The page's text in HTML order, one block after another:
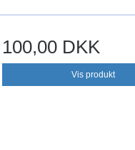
100,00 DKK
Vis produkt